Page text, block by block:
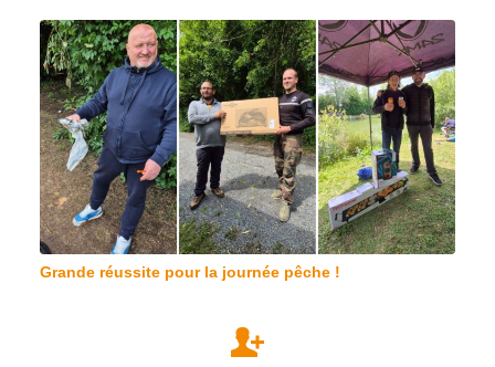
Grande réussite pour la journée pêche !